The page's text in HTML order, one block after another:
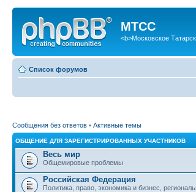
МТСС
<b>Московское
Список форумов
Сообщения без ответов • Активные темы
ОБЩЕНИЕ ДЛЯ ЗАРЕГИСТРИРОВАННЫХ УЧАСТНИКОВ
Весь мир
Общемировые проблемы
Российская Федерация
Политика, право, экономика и бизнес,